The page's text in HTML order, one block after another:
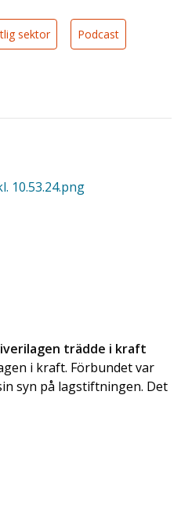
sektor Podcast
trädde i kraft
i kraft. Förbundet var
syn på lagstiftningen. Det